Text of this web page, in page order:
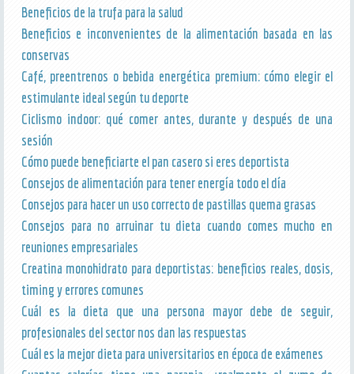
Beneficios de la trufa para la salud
Beneficios e inconvenientes de la alimentación basada en las
conservas
Café, preentrenos o bebida energética premium: cómo elegir el
estimulante ideal según tu deporte
Ciclismo indoor: qué comer antes, durante y después de una
sesión
Cómo puede beneficiarte el pan casero si eres deportista
Consejos de alimentación para tener energía todo el día
Consejos para hacer un uso correcto de pastillas quema grasas
Consejos para no arruinar tu dieta cuando comes mucho en
reuniones empresariales
Creatina monohidrato para deportistas: beneficios reales, dosis,
timing y errores comunes
Cuál es la dieta que una persona mayor debe de seguir,
profesionales del sector nos dan las respuestas
Cuál es la mejor dieta para universitarios en época de exámenes